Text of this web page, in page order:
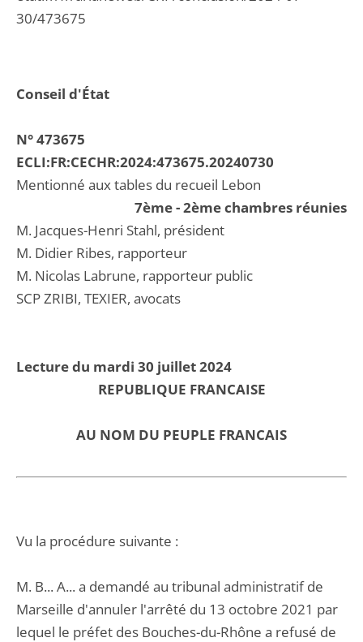
Conseil d'État
N° 473675
ECLI:FR:CECHR:2024:473675.20240730
Mentionné aux tables du recueil Lebon
7ème - 2ème chambres réunies
M. Jacques-Henri Stahl, président
M. Didier Ribes, rapporteur
M. Nicolas Labrune, rapporteur public
SCP ZRIBI, TEXIER, avocats
Lecture du mardi 30 juillet 2024
REPUBLIQUE FRANCAISE
AU NOM DU PEUPLE FRANCAIS
Vu la procédure suivante :
M. B... A... a demandé au tribunal administratif de
Marseille d'annuler l'arrêté du 13 octobre 2021 par
lequel le préfet des Bouches-du-Rhône a refusé de
30/473675